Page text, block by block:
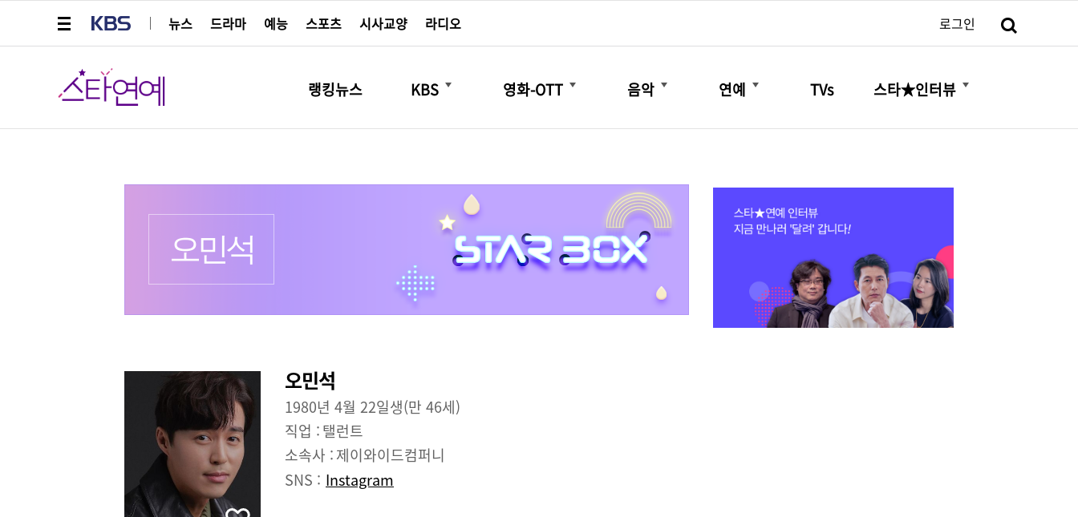
뉴스
드라마 예능 스포츠 시사교양 라디오 로그인
스타연예
랭킹뉴스 KBS
더보기
영화-OTT
더보기
음악
더보기
연예
더보기
TVs 스타★인터뷰
더보기
오민석
프로필
오민석
출생 :
1980년 4월 22일생(만 46세)
직업 :탤런트
소속사 :제이와이드컴퍼니
SNS : Instagram